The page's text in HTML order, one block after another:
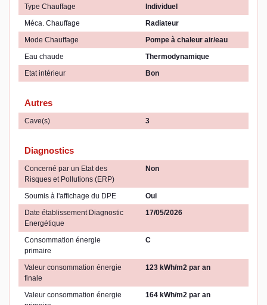
Type Chauffage
Individuel
Méca. Chauffage
Radiateur
Mode Chauffage
Pompe à chaleur air/eau
Eau chaude
Thermodynamique
Etat intérieur
Bon
Autres
Cave(s) 3
Diagnostics
Concerné par un Etat des
Risques et Pollutions (ERP)
Non
Soumis à l'affichage du DPE
Oui
Date établissement Diagnostic
Energétique
17/05/2026
Consommation énergie
primaire
C
Valeur consommation énergie
finale
123 kWh/m2 par an
Valeur consommation énergie
164 kWh/m2 par an